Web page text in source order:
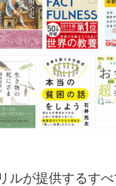
ルが提供するす